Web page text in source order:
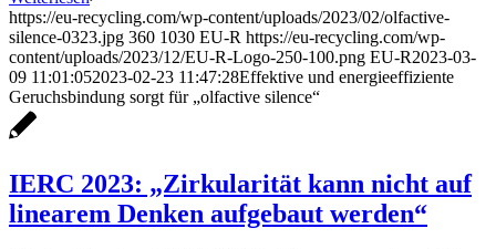
https://eu-recycling.com/wp-content/uploads/2023/02/olfactive-
silence-0323.jpg 360 1030 EU-R https://eu-recycling.com/wp-
content/uploads/2023/12/EU-R-Logo-250-100.png EU-R2023-03-
09 11:01:052023-02-23 11:47:28Effektive und energieeffiziente
Geruchsbindung sorgt für „olfactive silence“
IERC 2023: „Zirkularität kann nicht auf
linearem Denken aufgebaut werden“